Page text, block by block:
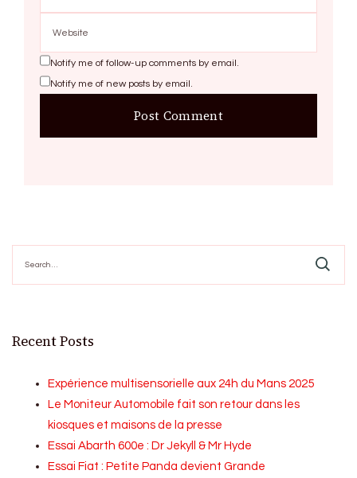
Notify me of follow-up comments by email.
Notify me of new posts by email.
for:
Recent Posts
Expérience multisensorielle aux 24h du Mans 2025
Le Moniteur Automobile fait son retour dans les
kiosques et maisons de la presse
Essai Abarth 600e : Dr Jekyll & Mr Hyde
Essai Fiat : Petite Panda devient Grande